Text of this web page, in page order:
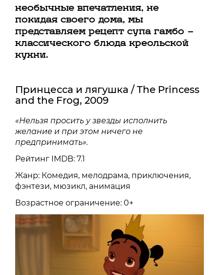
необычные впечатления, не
покидая своего дома, мы
представляем рецепт супа гамбо —
классического блюда креольской
кухни.
Принцесса и лягушка / The Princess
and the Frog, 2009
«Нельзя просить у звезды исполнить
желание и при этом ничего не
предпринимать».
Рейтинг IMDB: 7.1
Жанр: Комедия, мелодрама, приключения,
фэнтези, мюзикл, анимация
Возрастное ограничение: 0+